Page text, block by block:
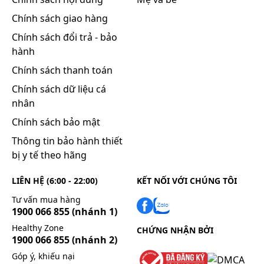
uống thuốc vào lúc đói.
Liều dùng
Do các nguy cơ tim mạch và các tác dụng bất lợi của
etoricoxib có thể tăng lên với liều lượng và thời gian
ngắn nhất có thể và với liều mỗi ngày thấp nhất có
hiệu quả. Đáp ứng điều trị triệu chứng cần được
đánh giá lại theo định kỳ, những bệnh nhân bị viêm
xương khớp.
Viêm xương khớp:
có thể tăng lên mức liều 60mg mỗi ngày một lần.
Viêm khớp dạng thấp:
Liều khuyến cáo là 60mg mỗi ngày một lần. Nêu cần
có thể tăng lên 90mg mỗi ngày một lần. Khi bệnh
nhân đã ổn định về mặt lâm sàng, giảm liều đến
60mg, mỗi ngày một lần.
Chính sách giao hàng
Chính sách đổi trả - bảo
hành
Chính sách thanh toán
Chính sách dữ liệu cá
nhân
Chính sách bảo mật
Thông tin bảo hành thiết
bị y tế theo hãng
LIÊN HỆ (6:00 - 22:00)
Tư vấn mua hàng
1900 066 855(nhánh 1)
Healthy Zone
1900 066 855(nhánh 2)
Góp ý, khiếu nại
KẾT NỐI VỚI CHÚNG TÔI
CHỨNG NHẬN BỞI